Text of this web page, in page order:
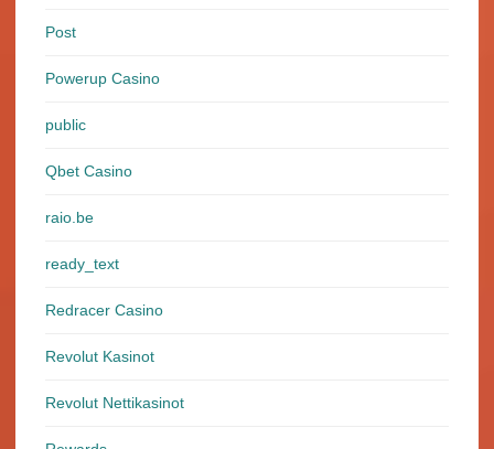
Post
Powerup Casino
public
Qbet Casino
raio.be
ready_text
Redracer Casino
Revolut Kasinot
Revolut Nettikasinot